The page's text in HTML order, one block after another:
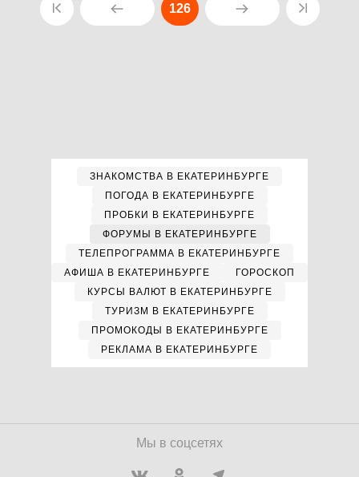
126
ЗНАКОМСТВА В ЕКАТЕРИНБУРГЕ
ПОГОДА В ЕКАТЕРИНБУРГЕ
ПРОБКИ В ЕКАТЕРИНБУРГЕ
ФОРУМЫ В ЕКАТЕРИНБУРГЕ
ТЕЛЕПРОГРАММА В ЕКАТЕРИНБУРГЕ
АФИША В ЕКАТЕРИНБУРГЕ
ГОРОСКОП
КУРСЫ ВАЛЮТ В ЕКАТЕРИНБУРГЕ
ТУРИЗМ В ЕКАТЕРИНБУРГЕ
ПРОМОКОДЫ В ЕКАТЕРИНБУРГЕ
РЕКЛАМА В ЕКАТЕРИНБУРГЕ
Мы в соцсетях